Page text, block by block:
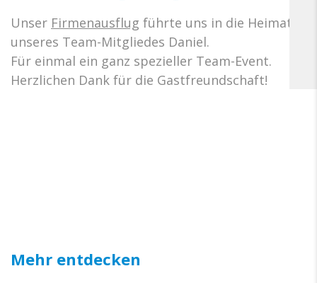
Unser Firmenausflug führte uns in die Heimat
unseres Team-Mitgliedes Daniel.
Für einmal ein ganz spezieller Team-Event.
Herzlichen Dank für die Gastfreundschaft!
Mehr entdecken